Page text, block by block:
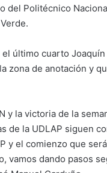
del Politécnico
último cuarto
zona de anotación y
y la victoria de la
de la UDLAP siguen
y el comienzo que
vamos dando pasos